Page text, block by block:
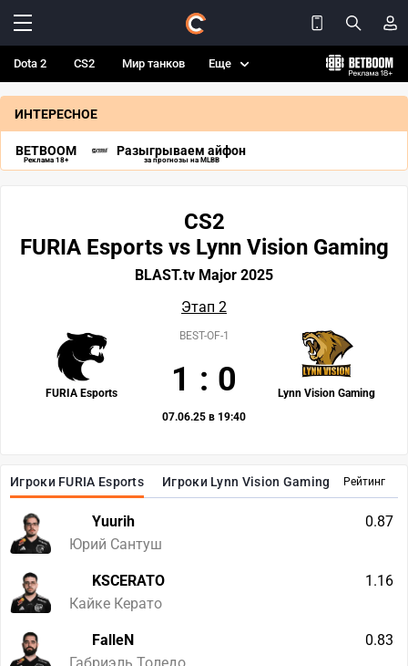
Dota 2 CS2 Мир танков Еще
ИНТЕРЕСНОЕ
BETBOOM
Реклама 18+
Разыгрываем айфон
за прогнозы на MLBB
Рейтинг
Игроки FURIA Esports Игроки Lynn Vision Gaming
Yuurih
Юрий Сантуш
0.87
KSCERATO
Кайке Керато
1.16
FalleN
0.83
CS2
FURIA Esports vs Lynn Vision Gaming
BLAST.tv Major 2025
Этап 2
FURIA Esports Lynn Vision Gaming
BEST-OF-1
1 : 0
07.06.25 в 19:40